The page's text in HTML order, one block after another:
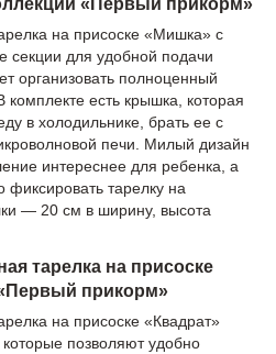
на присоске «Мишка» с
секции для удобной подачи
организовать полноценный
есть крышка, которая
в холодильнике, брать ее с
печи. Милый дизайн
интереснее для ребенка, а
фиксировать тарелку на
— 20 см в ширину, высота
тарелка на присоске
прикорм»
на присоске «Квадрат»
позволяют удобно